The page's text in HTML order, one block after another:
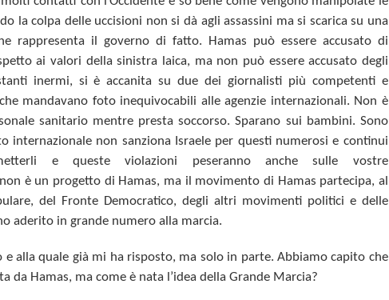
la colpa delle uccisioni non si dà agli assassini ma si scarica su una
rappresenta il governo di fatto. Hamas può essere accusato di
ai valori della sinistra laica, ma non può essere accusato degli
inermi, si è accanita su due dei giornalisti più competenti e
mandavano foto inequivocabili alle agenzie internazionali. Non è
sanitario mentre presta soccorso. Sparano sui bambini. Sono
non sanziona Israele per questi numerosi e continui
e queste violazioni peseranno anche sulle vostre
è un progetto di Hamas, ma il movimento di Hamas partecipa, al
del Fronte Democratico, degli altri movimenti politici e delle
aderito in grande numero alla marcia.
e alla quale già mi ha risposto, ma solo in parte. Abbiamo capito che
da Hamas, ma come è nata l’idea della Grande Marcia?